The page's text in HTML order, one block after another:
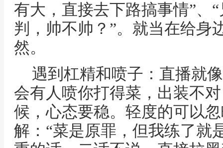
有大，直接去下路搞事情”、
判，帅不帅？”。就当在给身
然。
遇到杠精和喷子：直播就
会有人喷你打得菜，出装不
候，心态要稳。轻度的可以
解：“菜是原罪，但我练了就